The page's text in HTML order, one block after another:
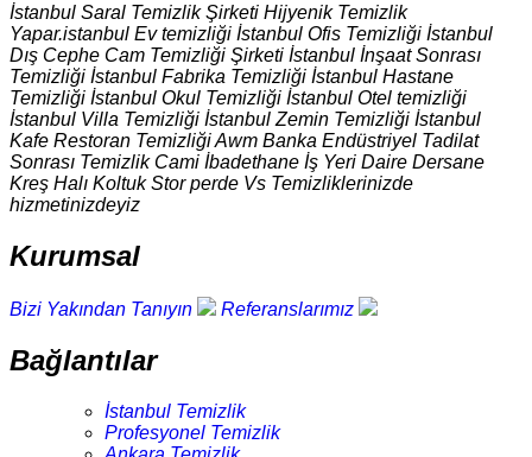
İstanbul Saral Temizlik Şirketi Hijyenik Temizlik
Yapar.istanbul Ev temizliği İstanbul Ofis Temizliği İstanbul
Dış Cephe Cam Temizliği Şirketi İstanbul İnşaat Sonrası
Temizliği İstanbul Fabrika Temizliği İstanbul Hastane
Temizliği İstanbul Okul Temizliği İstanbul Otel temizliği
İstanbul Villa Temizliği İstanbul Zemin Temizliği İstanbul
Kafe Restoran Temizliği Awm Banka Endüstriyel Tadilat
Sonrası Temizlik Cami İbadethane İş Yeri Daire Dersane
Kreş Halı Koltuk Stor perde Vs Temizliklerinizde
hizmetinizdeyiz
Kurumsal
Bizi Yakından Tanıyın Referanslarımız
Bağlantılar
İstanbul Temizlik
Profesyonel Temizlik